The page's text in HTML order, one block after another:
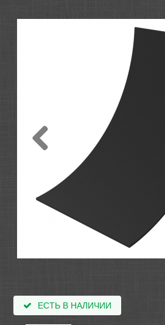
ЕСТЬ В НАЛИЧИИ